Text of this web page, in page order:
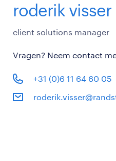
roderik visser
client solutions manager
Vragen? Neem contact
+31 (0)6 11 64 60 05